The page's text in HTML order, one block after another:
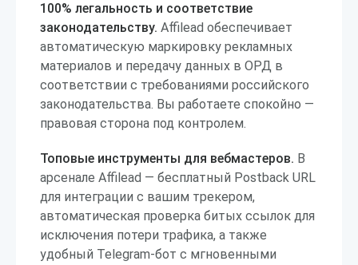
100% легальность и соответствие
законодательству. Affilead обеспечивает
автоматическую маркировку рекламных
материалов и передачу данных в ОРД в
соответствии с требованиями российского
законодательства. Вы работаете спокойно —
правовая сторона под контролем.
Топовые инструменты для вебмастеров. В
арсенале Affilead — бесплатный Postback URL
для интеграции с вашим трекером,
автоматическая проверка битых ссылок для
исключения потери трафика, а также
удобный Telegram-бот с мгновенными